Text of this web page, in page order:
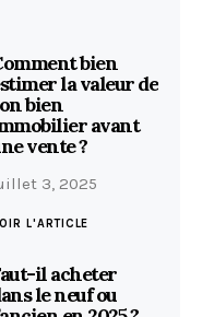
bien
la valeur de
bien
avant
vente ?
3, 2025
L'ARTICLE
il acheter
le neuf ou